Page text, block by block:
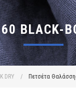
DRY / Πετσέτα